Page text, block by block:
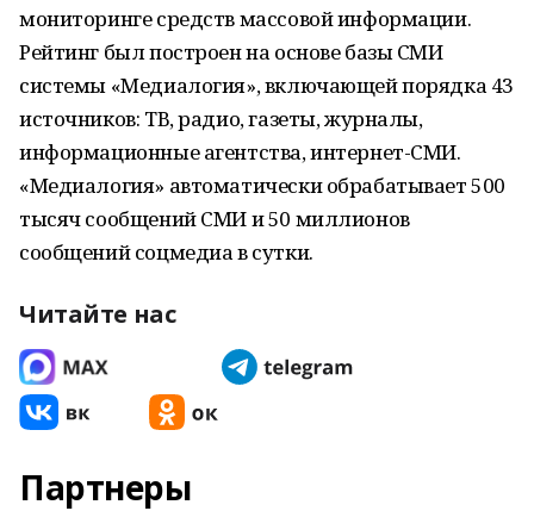
мониторинге средств массовой информации.
Рейтинг был построен на основе базы СМИ
системы «Медиалогия», включающей порядка 43
источников: ТВ, радио, газеты, журналы,
информационные агентства, интернет-СМИ.
«Медиалогия» автоматически обрабатывает 500
тысяч сообщений СМИ и 50 миллионов
сообщений соцмедиа в сутки.
Читайте нас
Партнеры